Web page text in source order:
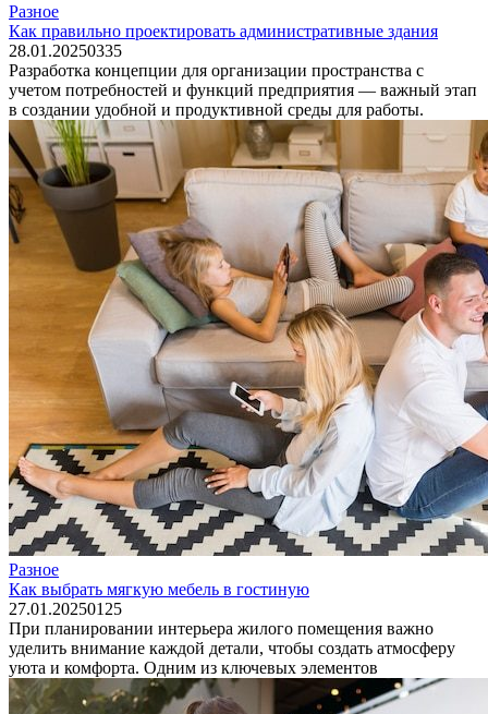
Разное
Как правильно проектировать административные здания
28.01.20250335
Разработка концепции для организации пространства с
учетом потребностей и функций предприятия — важный этап
в создании удобной и продуктивной среды для работы.
Разное
Как выбрать мягкую мебель в гостиную
27.01.20250125
При планировании интерьера жилого помещения важно
уделить внимание каждой детали, чтобы создать атмосферу
уюта и комфорта. Одним из ключевых элементов